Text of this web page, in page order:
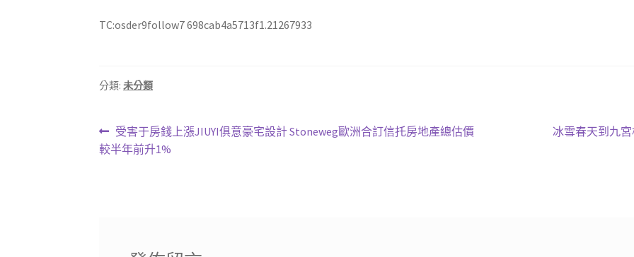
TC:osder9follow7 698cab4a5713f1.21267933
分類:未分類
文
章
上
一
受害于房錢上漲JIUYI俱意豪宅設計 Stoneweg歐洲合訂信托房地產總估價
較半年前升1%
下
冰雪春天到九